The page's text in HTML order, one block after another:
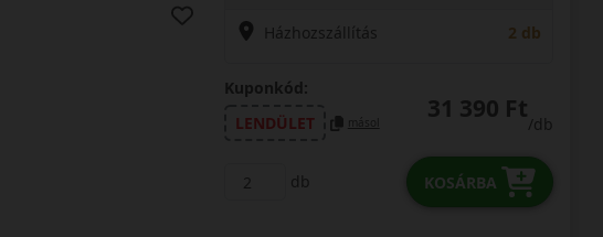
Házhozszállítás 2 db
Kuponkód:
LENDÜLET
másol 31 390 Ft
/db
db KOSÁRBA